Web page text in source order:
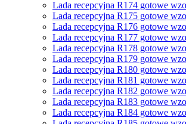
Lada recepcyjna R174 gotowe
Lada recepcyjna R175 gotowe
Lada recepcyjna R176 gotowe
Lada recepcyjna R177 gotowe
Lada recepcyjna R178 gotowe
Lada recepcyjna R179 gotowe
Lada recepcyjna R180 gotowe
Lada recepcyjna R181 gotowe
Lada recepcyjna R182 gotowe
Lada recepcyjna R183 gotowe
Lada recepcyjna R184 gotowe